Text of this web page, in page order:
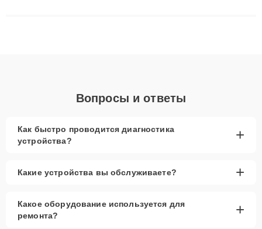
Вопросы и ответы
Как быстро проводится диагностика
устройства?
+
Какие устройства вы обслуживаете? +
Какое оборудование используется для
ремонта?
+